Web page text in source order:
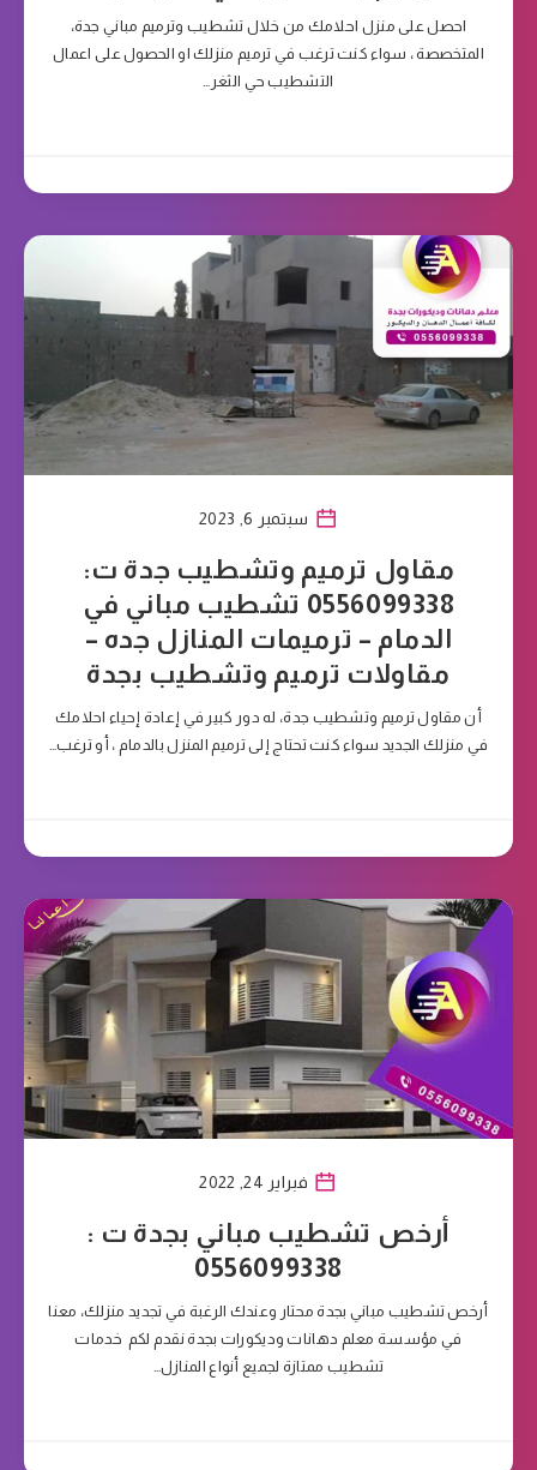
احصل على منزل احلامك من خلال تشطيب وترميم مباني جدة،
المتخصصة ، سواء كنت ترغب في ترميم منزلك او الحصول على اعمال
التشطيب حي الثغر…
سبتمبر 6, 2023
مقاول ترميم وتشطيب جدة ت:
0556099338 تشطيب مباني في
الدمام – ترميمات المنازل جده –
مقاولات ترميم وتشطيب بجدة
أن مقاول ترميم وتشطيب جدة، له دور كبير في إعادة إحياء احلامك
في منزلك الجديد سواء كنت تحتاج إلى ترميم المنزل بالدمام ، أو ترغب…
فبراير 24, 2022
أرخص تشطيب مباني بجدة ت :
0556099338
أرخص تشطيب مباني بجدة محتار وعندك الرغبة في تجديد منزلك، معنا
في مؤسسة معلم دهانات وديكورات بجدة نقدم لكم خدمات
تشطيب ممتازة لجميع أنواع المنازل…